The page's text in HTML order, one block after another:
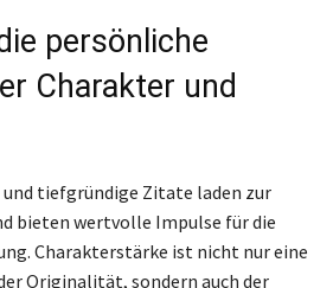
persönliche
Charakter und
tiefgründige Zitate laden zur
bieten wertvolle Impulse für die
Charakterstärke ist nicht nur eine
Originalität, sondern auch der